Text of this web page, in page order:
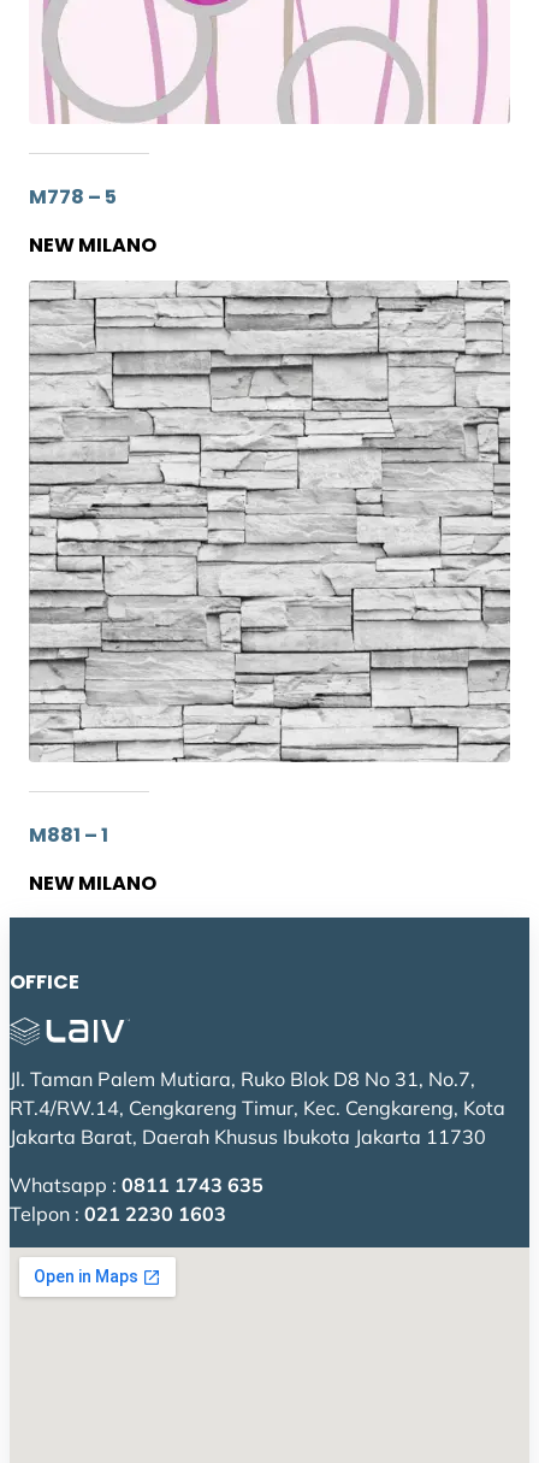
M778 – 5
NEW MILANO
M881 – 1
NEW MILANO
OFFICE
Jl. Taman Palem Mutiara, Ruko Blok D8 No 31, No.7,
RT.4/RW.14, Cengkareng Timur, Kec. Cengkareng, Kota
Jakarta Barat, Daerah Khusus Ibukota Jakarta 11730
Whatsapp : 0811 1743 635
Telpon : 021 2230 1603